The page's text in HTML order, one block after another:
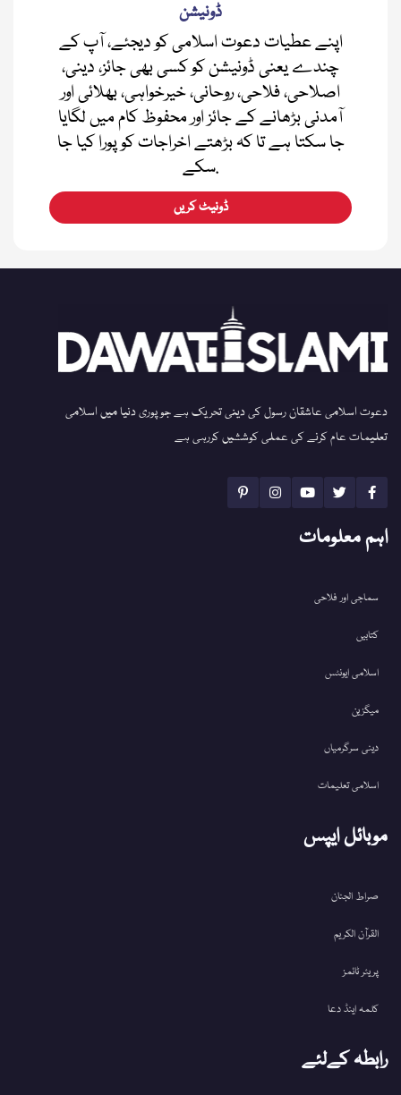
ڈونیشن
اپنے عطیات دعوت اسلامی کو دیجئے، آپ کے
چندے یعنی ڈونیشن کو کسی بھی جائز، دینی،
اصلاحی، فلاحی، روحانی، خیرخواہی، بھلائی اور
آمدنی بڑھانے کے جائز اور محفوظ کام میں لگایا
جا سکتا ہے تا کہ بڑھتے اخراجات کو پورا کیا جا
سکے.
ڈونیٹ کریں
دعوت اسلامی عاشقان رسول کی دینی تحریک ہے جو پوری دنیا میں اسلامی
تعلیمات عام کرنے کی عملی کوششیں کررہی ہے
اہم معلومات
سماجی اور فلاحی
کتابیں
اسلامی ایونٹس
میگزین
دینی سرگرمیاں
اسلامی تعلیمات
موبائل ایپس
صراط الجنان
القرآن الکریم
پریئر ٹائمز
کلمہ اینڈ دعا
رابطہ کےلئے